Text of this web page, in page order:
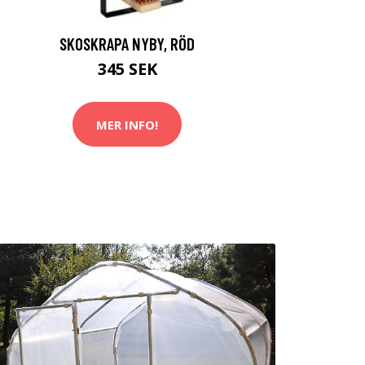
SKOSKRAPA NYBY, RÖD
345 SEK
MER INFO!